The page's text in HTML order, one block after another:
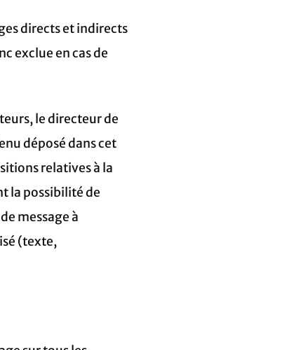
directs et indirects
exclue en cas de
le directeur de
déposé dans cet
relatives à la
la possibilité de
message à
(texte,